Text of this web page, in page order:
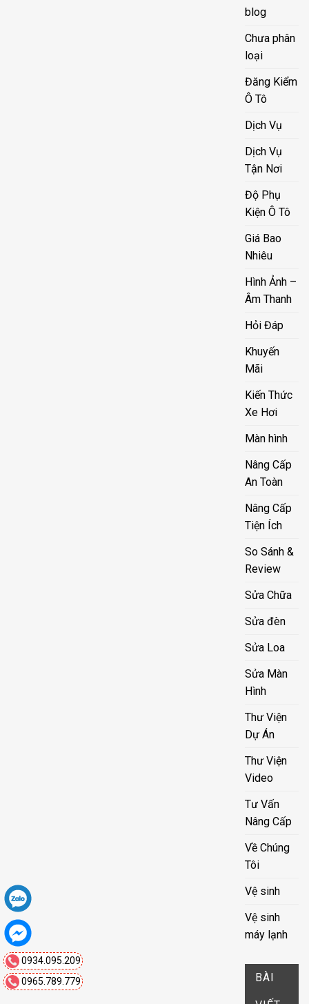
blog
Chưa phân
loại
Đăng Kiểm
Ô Tô
Dịch Vụ
Dịch Vụ
Tận Nơi
Độ Phụ
Kiện Ô Tô
Giá Bao
Nhiêu
Hình Ảnh –
Âm Thanh
Hỏi Đáp
Khuyến
Mãi
Kiến Thức
Xe Hơi
Màn hình
Nâng Cấp
An Toàn
Nâng Cấp
Tiện Ích
So Sánh &
Review
Sửa Chữa
Sửa đèn
Sửa Loa
Sửa Màn
Hình
Thư Viện
Dự Án
Thư Viện
Video
Tư Vấn
Nâng Cấp
Về Chúng
Tôi
Vệ sinh
Vệ sinh
máy lạnh
BÀI
0965.789.779
0934.095.209